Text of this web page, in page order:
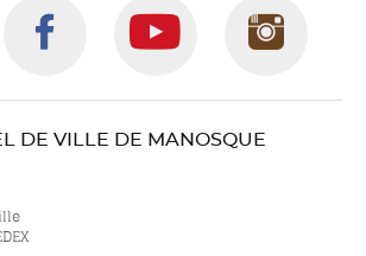
Suivez-
nous
Suivez-
nous
DE VILLE DE MANOSQUE